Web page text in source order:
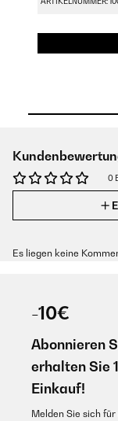
0
Es liegen keine
-10€
Abonnieren
erhalten Sie
Einkauf!
Melden Sie sich